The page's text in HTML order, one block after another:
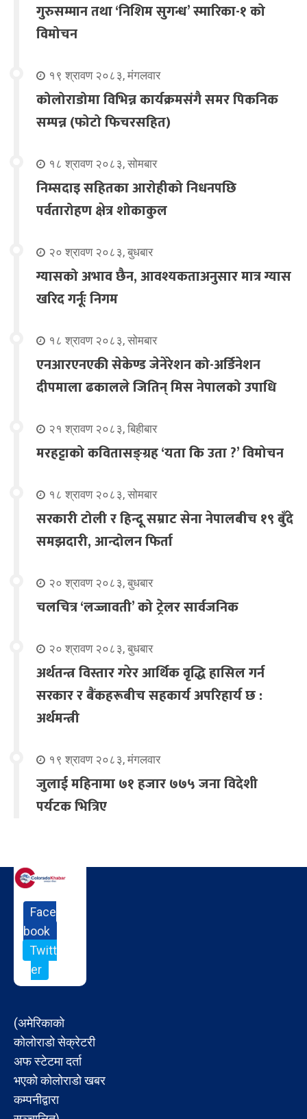
गुरुसम्मान तथा ‘निशिम सुगन्ध’ स्मारिका-१ को
विमोचन
१९ श्रावण २०८३, मंगलवार
कोलोराडोमा विभिन्न कार्यक्रमसंगै समर पिकनिक
सम्पन्न (फोटो फिचरसहित)
१८ श्रावण २०८३, सोमबार
निम्सदाइ सहितका आरोहीको निधनपछि
पर्वतारोहण क्षेत्र शोकाकुल
२० श्रावण २०८३, बुधबार
ग्यासको अभाव छैन, आवश्यकताअनुसार मात्र ग्यास
खरिद गर्नूः निगम
१८ श्रावण २०८३, सोमबार
एनआरएनएकी सेकेण्ड जेनेरेशन को-अर्डिनेशन
दीपमाला ढकालले जितिन् मिस नेपालको उपाधि
२१ श्रावण २०८३, बिहीबार
मरहट्टाको कवितासङ्ग्रह ‘यता कि उता ?’ विमोचन
१८ श्रावण २०८३, सोमबार
सरकारी टोली र हिन्दू सम्राट सेना नेपालबीच १९ बुँदे
समझदारी, आन्दोलन फिर्ता
२० श्रावण २०८३, बुधबार
चलचित्र ‘लज्जावती’ को ट्रेलर सार्वजनिक
२० श्रावण २०८३, बुधबार
अर्थतन्त्र विस्तार गरेर आर्थिक वृद्धि हासिल गर्न
सरकार र बैंकहरूबीच सहकार्य अपरिहार्य छ :
अर्थमन्त्री
१९ श्रावण २०८३, मंगलवार
जुलाई महिनामा ७१ हजार ७७५ जना विदेशी
पर्यटक भित्रिए
Face
book
Twitt
er
(अमेरिकाको
कोलोराडो सेक्रेटरी
अफ स्टेटमा दर्ता
भएको कोलोराडो खबर
कम्पनीद्वारा